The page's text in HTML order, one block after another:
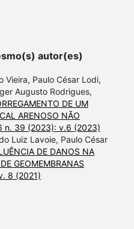
autor(es)
Vieira, Paulo César Lodi,
Augusto Rodrigues,
DE UM
ARENOSO NÃO
n. 39 (2023): v.6 (2023)
Luiz Lavoie, Paulo César
DE DANOS NA
GEOMEMBRANAS
8 (2021)